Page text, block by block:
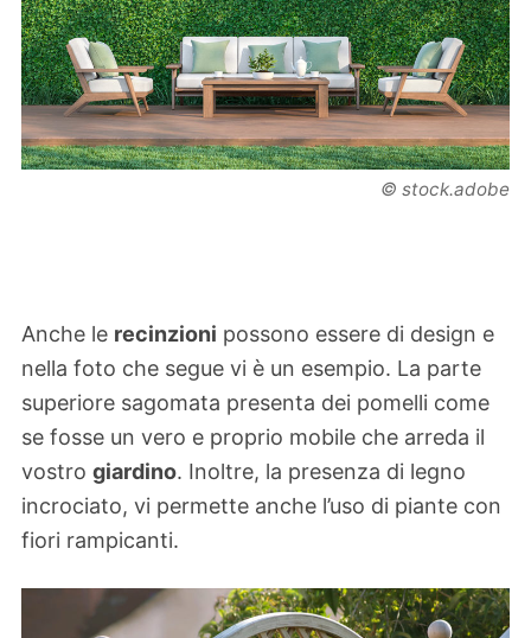
© stock.adobe
Anche le recinzioni possono essere di design e
nella foto che segue vi è un esempio. La parte
superiore sagomata presenta dei pomelli come
se fosse un vero e proprio mobile che arreda il
vostro giardino. Inoltre, la presenza di legno
incrociato, vi permette anche l’uso di piante con
fiori rampicanti.